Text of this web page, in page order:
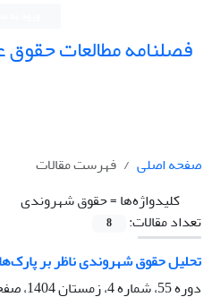
فصلنامه مطالعات
صفحه اصلی
فهرست مقالات
کلیدواژه‌ها =حقوق شهروندی
تعداد مقالات:
8
تحلیل حقوق شهروندی ناظر بر
دوره 55، شماره 4، زمستان 1404، صفحه